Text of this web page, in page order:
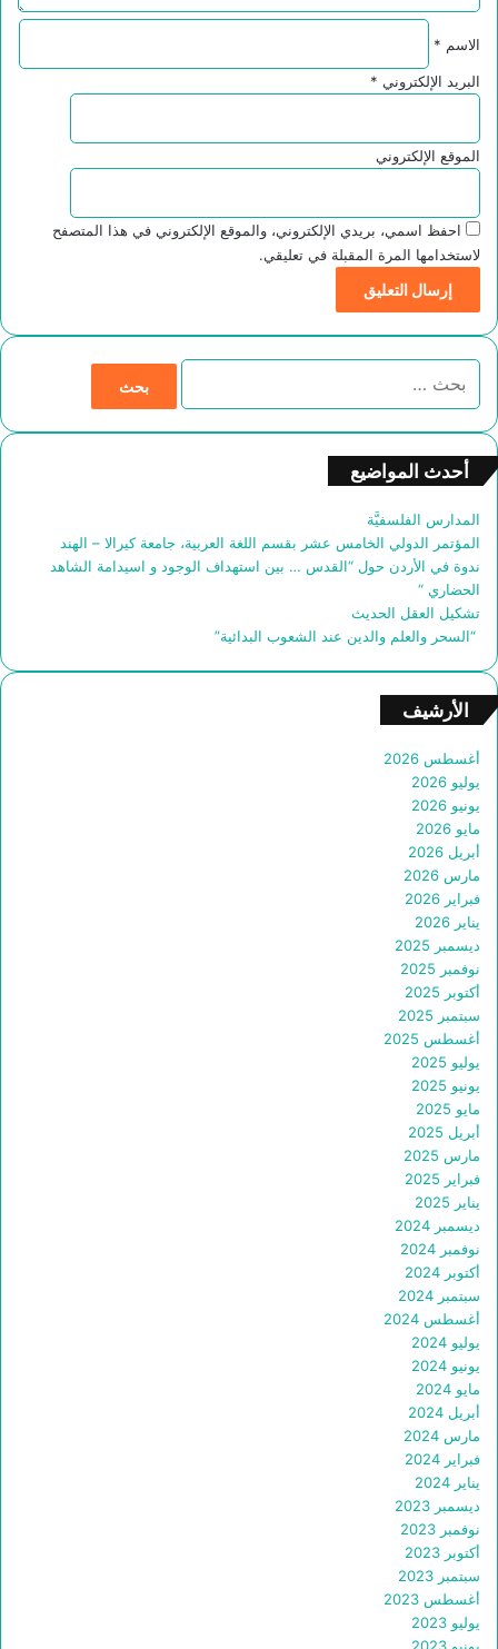
الاسم *
البريد الإلكتروني *
الموقع الإلكتروني
احفظ اسمي، بريدي الإلكتروني، والموقع الإلكتروني في هذا المتصفح
لاستخدامها المرة المقبلة في تعليقي.
ا
ث
ع
ن
:
أحدث المواضيع
المدارس الفلسفيَّة
المؤتمر الدولي الخامس عشر بقسم اللغة العربية، جامعة كيرالا – الهند
ندوة في الأردن حول “القدس … بين استهداف الوجود و اسيدامة الشاهد
الحضاري “
تشكيل العقل الحديث
“السحر والعلم والدين عند الشعوب البدائية”
الأرشيف
أغسطس 2026
يوليو 2026
يونيو 2026
مايو 2026
أبريل 2026
مارس 2026
فبراير 2026
يناير 2026
ديسمبر 2025
نوفمبر 2025
أكتوبر 2025
سبتمبر 2025
أغسطس 2025
يوليو 2025
يونيو 2025
مايو 2025
أبريل 2025
مارس 2025
فبراير 2025
يناير 2025
ديسمبر 2024
نوفمبر 2024
أكتوبر 2024
سبتمبر 2024
أغسطس 2024
يوليو 2024
يونيو 2024
مايو 2024
أبريل 2024
مارس 2024
فبراير 2024
يناير 2024
ديسمبر 2023
نوفمبر 2023
أكتوبر 2023
سبتمبر 2023
أغسطس 2023
يوليو 2023